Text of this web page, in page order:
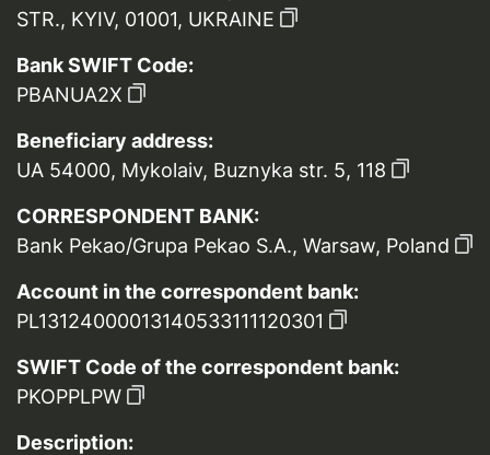
STR., KYIV, 01001, UKRAINE
Bank SWIFT Code:
PBANUA2X
Beneficiary address:
UA 54000, Mykolaiv, Buznyka str. 5, 118
CORRESPONDENT BANK:
Bank Pekao/Grupa Pekao S.A., Warsaw, Poland
Account in the correspondent bank:
PL13124000013140533111120301
SWIFT Code of the correspondent bank:
PKOPPLPW
Description: